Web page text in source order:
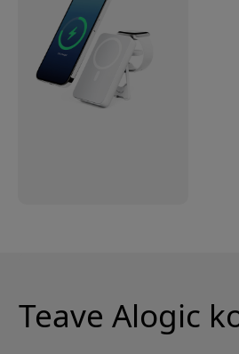
Teave Alogic